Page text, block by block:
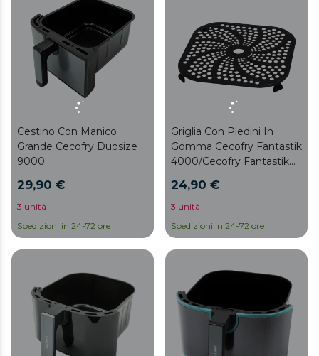
Cestino Con Manico
Grande Cecofry Duosize
9000
29,90 €
3 unità
Spedizioni in 24-72 ore
Griglia Con Piedini In
Gomma Cecofry Fantastik
4000/Cecofry Fantastik
Fantastik Window 4000
24,90 €
3 unità
Spedizioni in 24-72 ore